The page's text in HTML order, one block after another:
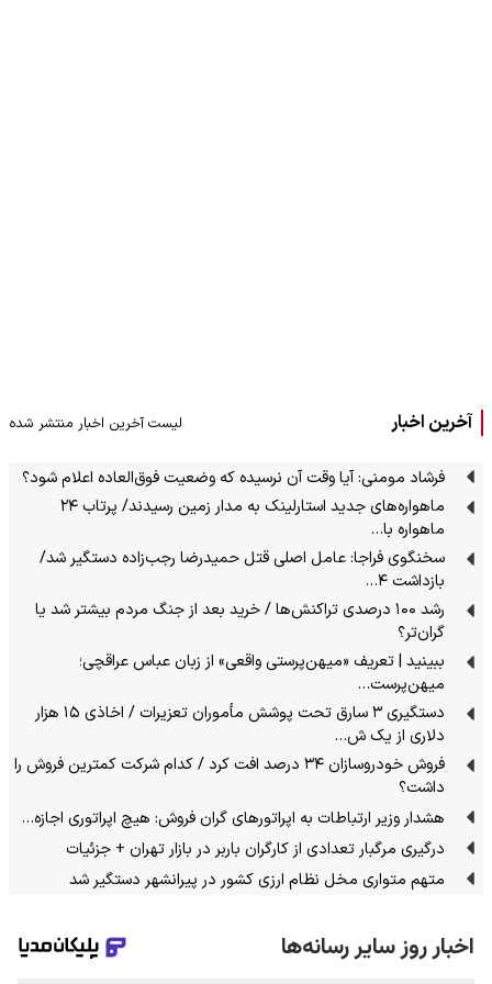
آخرین اخبار لیست آخرین اخبار منتشر شده
فرشاد مومنی: آیا وقت آن نرسیده که وضعیت فوق‌العاده اعلام شود؟
ماهواره‌های جدید استارلینک به مدار زمین رسیدند/ پرتاب ۲۴
ماهواره با…
سخنگوی فراجا: عامل اصلی قتل حمیدرضا رجب‌زاده دستگیر شد/
بازداشت ۴…
رشد ۱۰۰ درصدی تراکنش‌ها / خرید بعد از جنگ مردم بیشتر شد یا
گران‌تر؟
ببینید | تعریف «میهن‌پرستی واقعی» از زبان عباس عراقچی؛
میهن‌پرست…
دستگیری ۳ سارق تحت پوشش مأموران تعزیرات / اخاذی ۱۵ هزار
دلاری از یک ش…
فروش خودروسازان ۳۴ درصد افت کرد / کدام شرکت کمترین فروش را
داشت؟
هشدار وزیر ارتباطات به اپراتورهای گران فروش: هیچ اپراتوری اجازه…
درگیری مرگبار تعدادی از کارگران باربر در بازار تهران + جزئیات
متهم متواری مخل نظام ارزی کشور در پیرانشهر دستگیر شد